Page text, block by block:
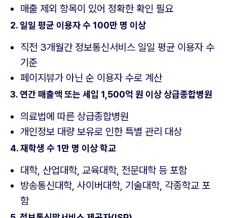
매출 제외 항목이 있어 정확한 확인 필요
2. 일일 평균 이용자 수 100만 명 이상
직전 3개월간 정보통신서비스 일일 평균 이용자 수
기준
페이지뷰가 아닌 순 이용자 수로 계산
3. 연간 매출액 또는 세입 1,500억 원 이상 상급종합병원
의료법에 따른 상급종합병원
개인정보 대량 보유로 인한 특별 관리 대상
4. 재학생 수 1만 명 이상 학교
대학, 산업대학, 교육대학, 전문대학 등 포함
방송통신대학, 사이버대학, 기술대학, 각종학교 포
함